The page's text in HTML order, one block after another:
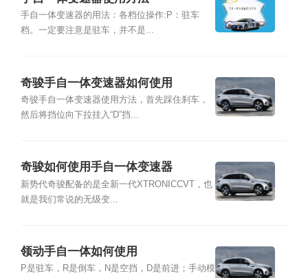
手自一体变速器的用法：各档位操作:P：驻车
档。一定要注意是驻车，并不是...
奇骏手自一体变速器如何使用
奇骏手自一体变速器使用方法，首先踩住刹车，
然后将挡位向下拉挂入“D”挡...
奇骏如何使用手自一体变速器
新势代奇骏配备的是全新一代XTRONICCVT，也
就是我们常说的无级变...
领动手自一体如何使用
P是驻车，R是倒车，N是空挡，D是前进；手动模